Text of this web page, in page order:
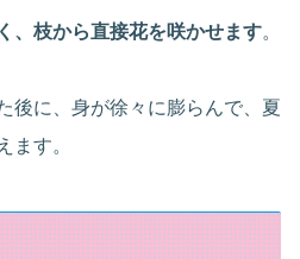
、枝から直接花を咲かせます。
後に、身が徐々に膨らんで、夏
ます。